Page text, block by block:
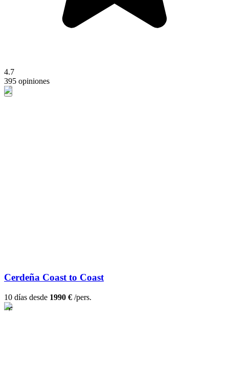
4.7
395 opiniones
Cerdeña Coast to Coast
10 días desde 1990 € /pers.